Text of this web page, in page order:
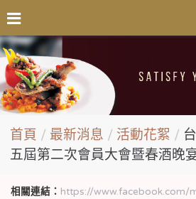
首頁 最新消息 活動花絮
五屆第二次會員大會暨春酒晚
相關連結： https://www.facebook.com/